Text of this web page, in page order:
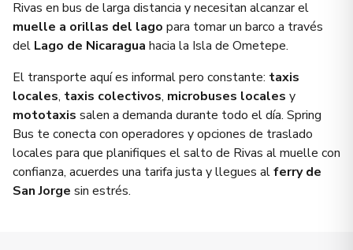
Rivas en bus de larga distancia y necesitan alcanzar el
muelle a orillas del lago para tomar un barco a través
del Lago de Nicaragua hacia la Isla de Ometepe.
El transporte aquí es informal pero constante: taxis
locales, taxis colectivos, microbuses locales y
mototaxis salen a demanda durante todo el día. Spring
Bus te conecta con operadores y opciones de traslado
locales para que planifiques el salto de Rivas al muelle con
confianza, acuerdes una tarifa justa y llegues alferry de
San Jorge sin estrés.